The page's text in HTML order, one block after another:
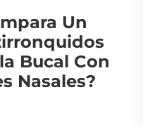
Un
Bucal Con
Nasales?